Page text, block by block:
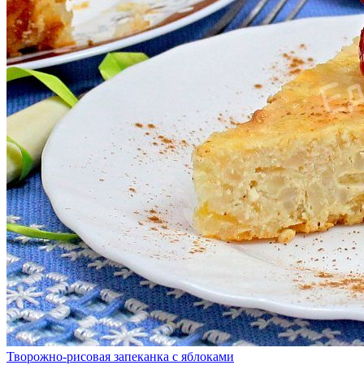
Творожно-рисовая запеканка с яблоками